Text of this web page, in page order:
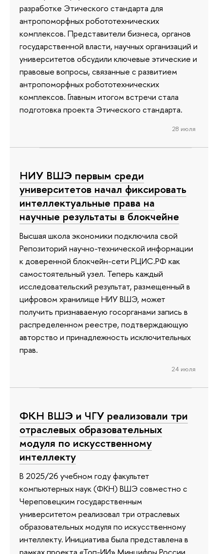
разработке Этического стандарта для
антропоморфных робототехнических
комплексов. Представители бизнеса, органов
государственной власти, научных организаций и
университетов обсудили ключевые этические и
правовые вопросы, связанные с развитием
антропоморфных робототехнических
комплексов. Главным итогом встречи стала
подготовка проекта Этического стандарта.
28 июля
НИУ ВШЭ первым среди
университетов начал фиксировать
интеллектуальные права на
научные результаты в блокчейне
Высшая школа экономики подключила свой
Репозиторий научно-технической информации
к доверенной блокчейн-сети РЦИС.РФ как
самостоятельный узел. Теперь каждый
исследовательский результат, размещенный в
цифровом хранилище НИУ ВШЭ, может
получить признаваемую госорганами запись в
распределенном реестре, подтверждающую
авторство и принадлежность исключительных
прав.
24 июля
ФКН ВШЭ и ЧГУ реализовали три
отраслевых образовательных
модуля по искусственному
интеллекту
В 2025/26 учебном году факультет
компьютерных наук (ФКН) ВШЭ совместно с
Череповецким государственным
университетом реализовал три отраслевых
образовательных модуля по искусственному
интеллекту. Инициатива была представлена в